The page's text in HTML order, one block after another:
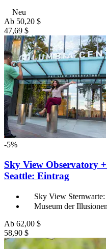
Neu
Ab 50,20 $
47,69 $
-5%
Sky View Observatory
Seattle: Eintrag
Sky View
Museum der
Ab 62,00 $
58,90 $